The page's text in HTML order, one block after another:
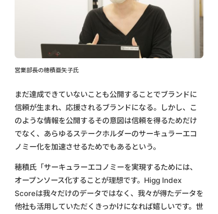
営業部長の穂積亜矢子氏
まだ達成できていないことも公開することでブランドに
信頼が生まれ、応援されるブランドになる。しかし、こ
のような情報を公開するその意図は信頼を得るためだけ
でなく、あらゆるステークホルダーのサーキュラーエコ
ノミー化を加速させるためでもあるという。
穂積氏「サーキュラーエコノミーを実現するためには、
オープンソース化することが理想です。Higg Index
Scoreは我々だけのデータではなく、我々が得たデータを
他社も活用していただくきっかけになれば嬉しいです。世